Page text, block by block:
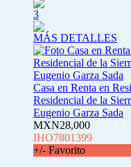
3
MÁS DETALLES
Casa en Renta en
Residencial de la
Eugenio Garza Sada
MXN28,000
IHO7801399
+/- Favorito